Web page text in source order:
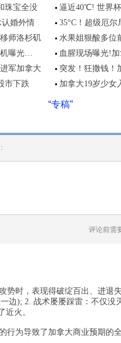
珠宝全没
逼近40℃! 世界
婚外情
35°C！超级厄
师洛杉矶
水果姐狠酸多位
机曝光…
血腥现场曝光!
军加拿大
突发！狂撒钱！
市下跌
加拿大19岁少女
“专稿”
评论前需
势时，表现得破绽百出、进退
边); 2. 战术屡屡踩雷：不仅
近火。
行为导致了加拿大商业预期的